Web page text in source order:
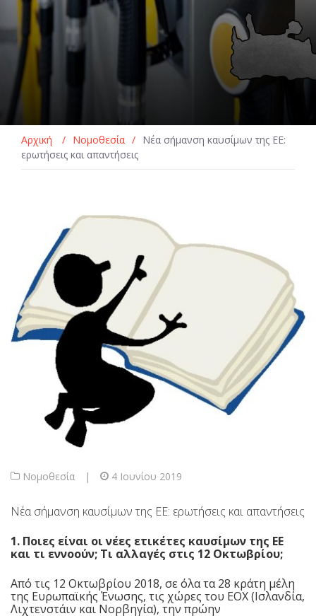
Αρχική / Νομοθεσία / Νέα σήμανση καυσίμων της ΕΕ: ​​
ερωτήσεις και απαντήσεις
Νομοθεσία | 4 Ιουνίου 2019
Νέα σήμανση καυσίμων της ΕΕ: ​​ερωτήσεις και απαντήσεις
1. Ποιες είναι οι νέες ετικέτες καυσίμων της ΕΕ
και τι εννοούν; Τι αλλαγές στις 12 Οκτωβρίου;
Από τις 12 Οκτωβρίου 2018, σε όλα τα 28 κράτη μέλη
της Ευρωπαϊκής Ένωσης, τις χώρες του ΕΟΧ (Ισλανδία,
Λιχτενστάιν και Νορβηγία), την πρώην